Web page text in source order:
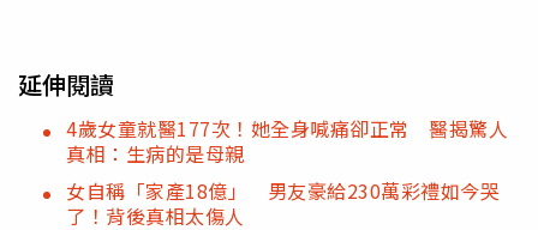
延伸閱讀
4歲女童就醫177次！她全身喊痛卻正常 醫揭驚人
真相：生病的是母親
女自稱「家產18億」 男友豪給230萬彩禮如今哭
了！背後真相太傷人